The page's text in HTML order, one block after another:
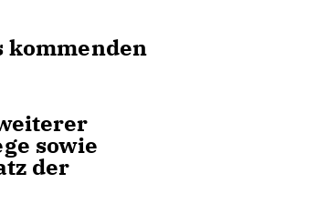
kommenden
sowie
der